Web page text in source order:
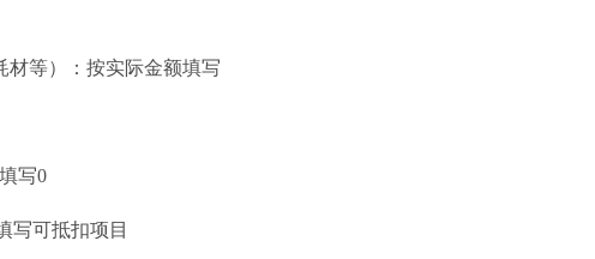
材等）：按实际金额填写
写0
写可抵扣项目